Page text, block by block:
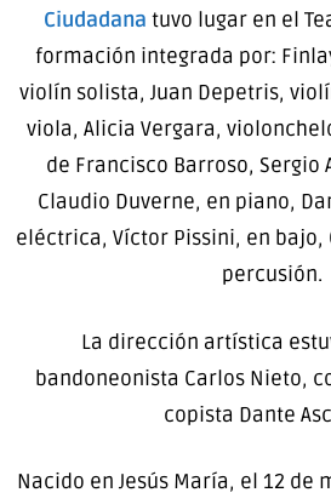
Ciudadana tuvo lugar en el
formación integrada por:
violín solista, Juan Depetris,
viola, Alicia Vergara,
de Francisco Barroso, Sergio
Claudio Duverne, en piano,
eléctrica, Víctor Pissini, en bajo,
percusión.
La dirección artística
bandoneonista Carlos Nieto,
copista Dante
Nacido en Jesús María, el 12 de